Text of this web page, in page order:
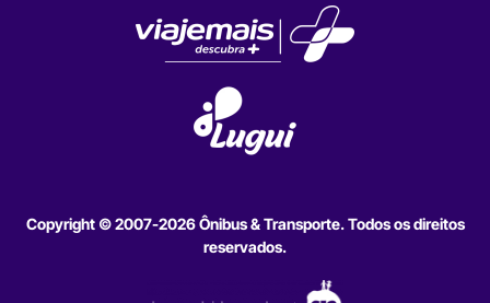
Copyright © 2007-2026 Ônibus & Transporte. Todos os direitos
reservados.